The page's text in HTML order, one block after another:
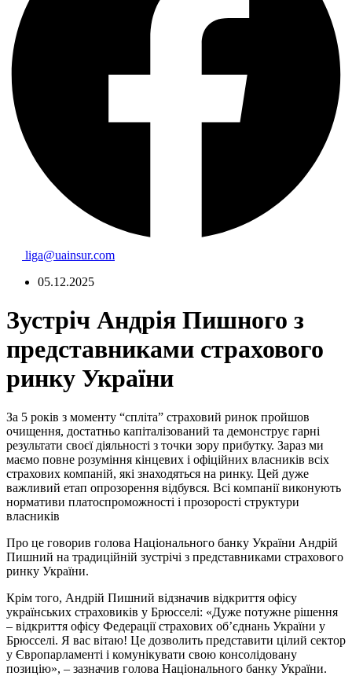
liga@uainsur.com
05.12.2025
Зустріч Андрія Пишного з
представниками страхового
ринку України
За 5 років з моменту “спліта” страховий ринок пройшов
очищення, достатньо капіталізований та демонструє гарні
результати своєї діяльності з точки зору прибутку. Зараз ми
маємо повне розуміння кінцевих і офіційних власників всіх
страхових компаній, які знаходяться на ринку. Цей дуже
важливий етап опрозорення відбувся. Всі компанії виконують
нормативи платоспроможності і прозорості структури
власників
Про це говорив голова Національного банку України Андрій
Пишний на традиційній зустрічі з представниками страхового
ринку України.
Крім того, Андрій Пишний відзначив відкриття офісу
українських страховиків у Брюсселі: «Дуже потужне рішення
– відкриття офісу Федерації страхових об’єднань України у
Брюсселі. Я вас вітаю! Це дозволить представити цілий сектор
у Європарламенті і комунікувати свою консолідовану
позицію», – зазначив голова Національного банку України.